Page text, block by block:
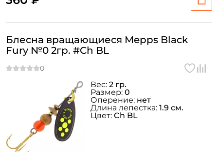
Блесна вращающиеся Mepps Black
Fury №0 2гр. #Ch BL
Вес: 2 гр.
Размер: 0
Оперение: нет
Длина лепестка: 1.9 см.
Цвет: Ch BL